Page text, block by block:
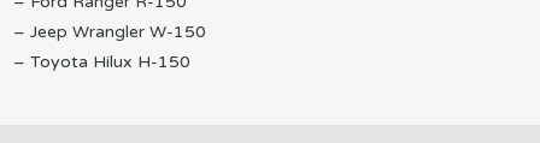
– Jeep Wrangler W-150
– Toyota Hilux H-150